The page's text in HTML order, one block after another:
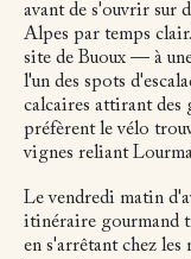
avant de s'ouvrir sur
Alpes par temps
site de Buoux — à
l'un des spots
calcaires attirant des
préfèrent le vélo
vignes reliant
Le vendredi matin
itinéraire gourmand
en s'arrêtant chez